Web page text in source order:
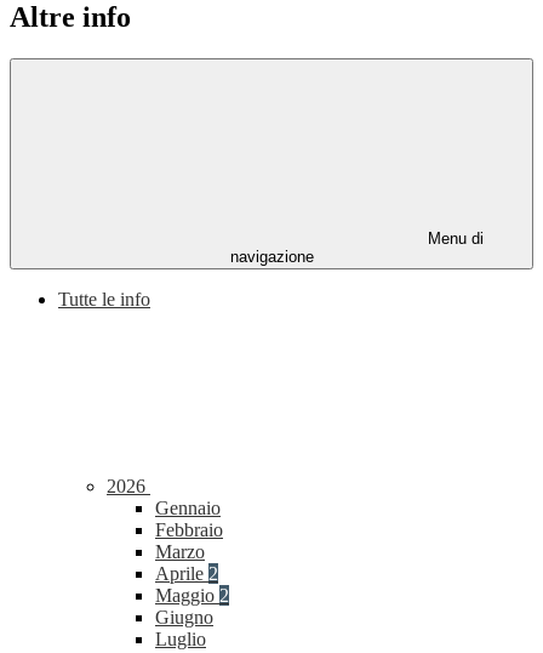
Altre info
Menu di
navigazione
Tutte le info
2026
Gennaio
Febbraio
Marzo
Aprile 2
Maggio 2
Giugno
Luglio